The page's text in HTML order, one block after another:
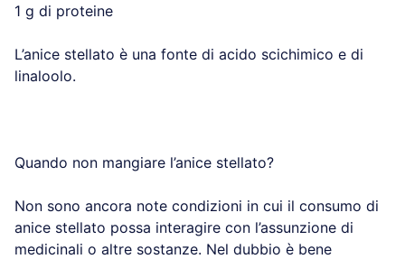
1 g di proteine
L’anice stellato è una fonte di acido scichimico e di
linaloolo.
Quando non mangiare l’anice stellato?
Non sono ancora note condizioni in cui il consumo di
anice stellato possa interagire con l’assunzione di
medicinali o altre sostanze. Nel dubbio è bene